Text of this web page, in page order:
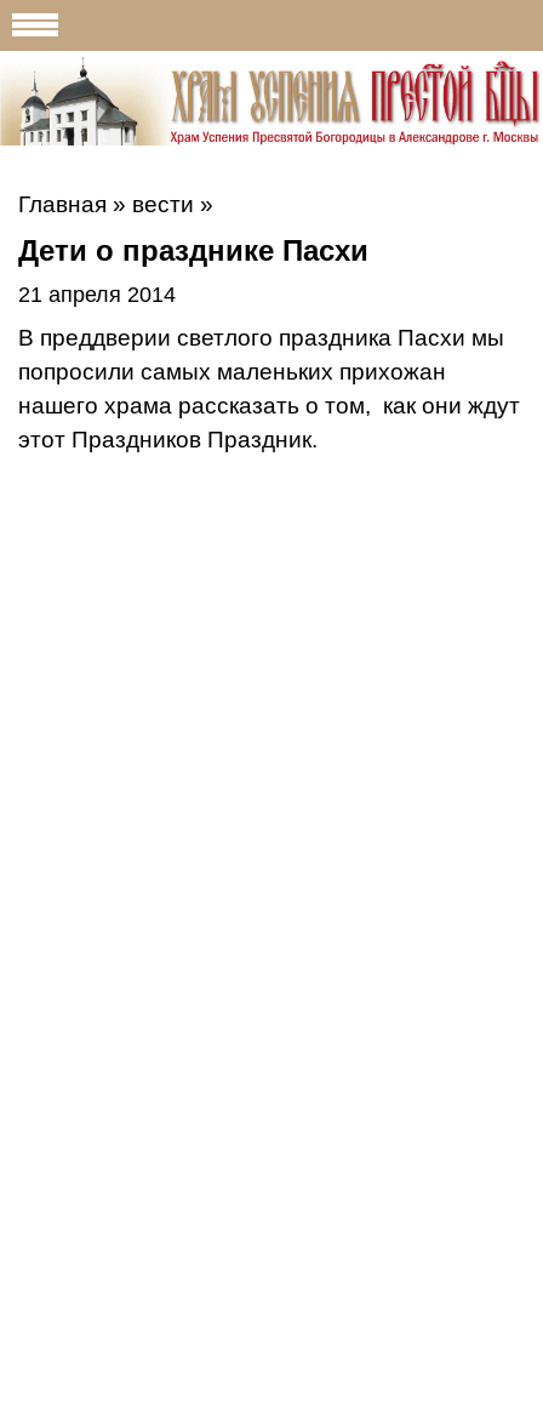
Главная » вести »
Дети о празднике Пасхи
21 апреля 2014
В преддверии светлого праздника Пасхи мы
попросили самых маленьких прихожан
нашего храма рассказать о том, как они ждут
этот Праздников Праздник.